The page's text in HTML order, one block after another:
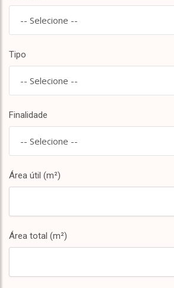
-- Selecione --
Tipo
-- Selecione --
Finalidade
-- Selecione --
Área útil (m²)
Área total (m²)